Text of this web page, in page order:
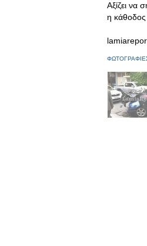
Αξίζει να
η κάθοδος